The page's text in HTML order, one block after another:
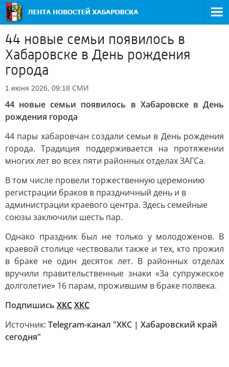
44 новые семьи появилось в
Хабаровске в День рождения
города
1 июня 2026, 09:18 СМИ
44 новые семьи появилось в Хабаровске в День
рождения города
44 пары хабаровчан создали семьи в День рождения
города. Традиция поддерживается на протяжении
многих лет во всех пяти районных отделах ЗАГСа.
В том числе провели торжественную церемонию
регистрации браков в праздничный день и в
администрации краевого центра. Здесь семейные
союзы заключили шесть пар.
Однако праздник был не только у молодоженов. В
краевой столице чествовали также и тех, кто прожил
в браке не один десяток лет. В районных отделах
вручили правительственные знаки «За супружеское
долголетие» 16 парам, прожившим в браке полвека.
Подпишись ХКСХКС
Источник: Telegram-канал "ХКС | Хабаровский край
сегодня"